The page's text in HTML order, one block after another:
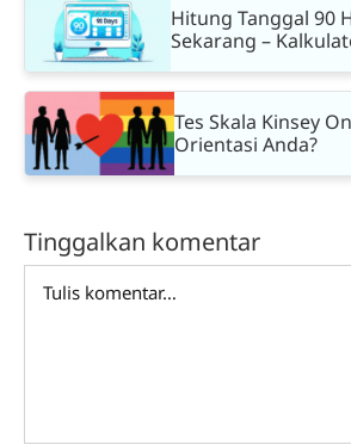
Hitung Tanggal 90
Sekarang –
Tes Skala Kinsey
Orientasi Anda?
Tinggalkan komentar